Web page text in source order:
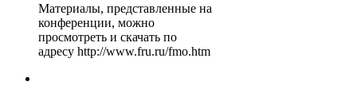
Материалы, представленные на
конференции, можно
просмотреть и скачать по
адресу http://www.fru.ru/fmo.htm